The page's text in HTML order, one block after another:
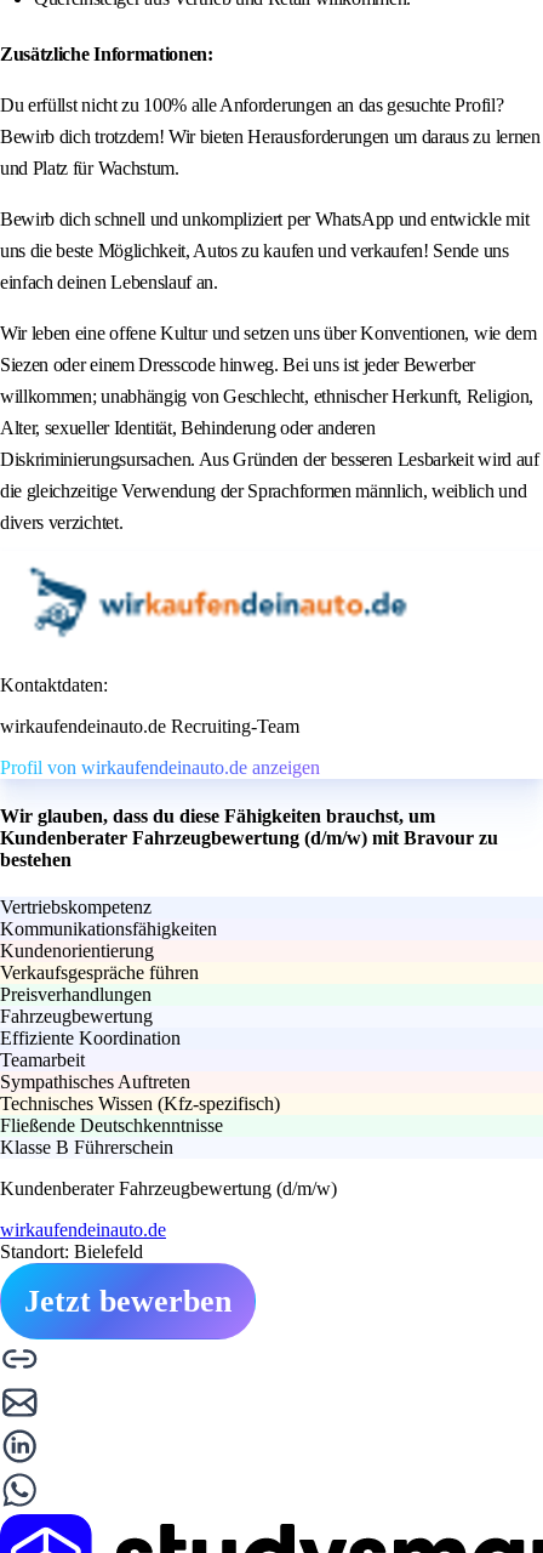
Zusätzliche Informationen:
Du erfüllst nicht zu 100% alle Anforderungen an das gesuchte Profil?
Bewirb dich trotzdem! Wir bieten Herausforderungen um daraus zu lernen
und Platz für Wachstum.
Bewirb dich schnell und unkompliziert per WhatsApp und entwickle mit
uns die beste Möglichkeit, Autos zu kaufen und verkaufen! Sende uns
einfach deinen Lebenslauf an.
Wir leben eine offene Kultur und setzen uns über Konventionen, wie dem
Siezen oder einem Dresscode hinweg. Bei uns ist jeder Bewerber
willkommen; unabhängig von Geschlecht, ethnischer Herkunft, Religion,
Alter, sexueller Identität, Behinderung oder anderen
Diskriminierungsursachen. Aus Gründen der besseren Lesbarkeit wird auf
die gleichzeitige Verwendung der Sprachformen männlich, weiblich und
divers verzichtet.
Kontaktdaten:
wirkaufendeinauto.de Recruiting-Team
Profil von wirkaufendeinauto.de anzeigen
Wir glauben, dass du diese Fähigkeiten brauchst, um
Kundenberater Fahrzeugbewertung (d/m/w) mit Bravour zu
bestehen
Vertriebskompetenz
Kommunikationsfähigkeiten
Kundenorientierung
Verkaufsgespräche führen
Preisverhandlungen
Fahrzeugbewertung
Effiziente Koordination
Teamarbeit
Sympathisches Auftreten
Technisches Wissen (Kfz-spezifisch)
Fließende Deutschkenntnisse
Klasse B Führerschein
Kundenberater Fahrzeugbewertung (d/m/w)
wirkaufendeinauto.de
Standort: Bielefeld
Jetzt bewerben